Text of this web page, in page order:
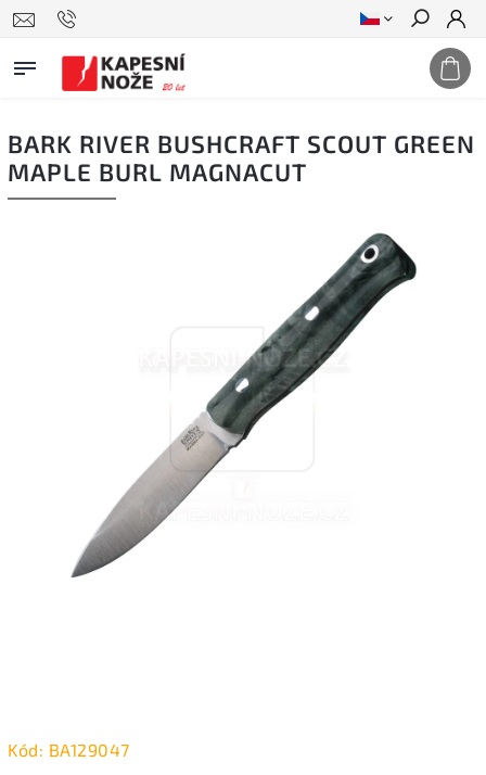
Hledat
BARK RIVER BUSHCRAFT SCOUT GREEN
MAPLE BURL MAGNACUT
Kód: BA129047